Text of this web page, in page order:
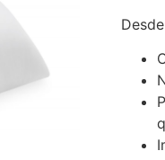
Desde